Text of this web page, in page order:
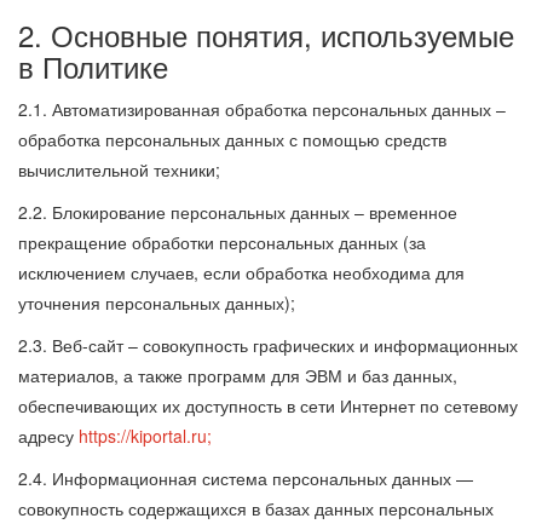
2. Основные понятия, используемые
в Политике
2.1. Автоматизированная обработка персональных данных –
обработка персональных данных с помощью средств
вычислительной техники;
2.2. Блокирование персональных данных – временное
прекращение обработки персональных данных (за
исключением случаев, если обработка необходима для
уточнения персональных данных);
2.3. Веб-сайт – совокупность графических и информационных
материалов, а также программ для ЭВМ и баз данных,
обеспечивающих их доступность в сети Интернет по сетевому
адресу https://kiportal.ru;
2.4. Информационная система персональных данных —
совокупность содержащихся в базах данных персональных